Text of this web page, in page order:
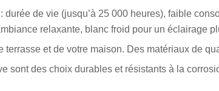
de vie (jusqu’à 25 000 heures), faible
relaxante, blanc froid pour un éclairage
terrasse et de votre maison. Des matériaux de
sont des choix durables et résistants à la